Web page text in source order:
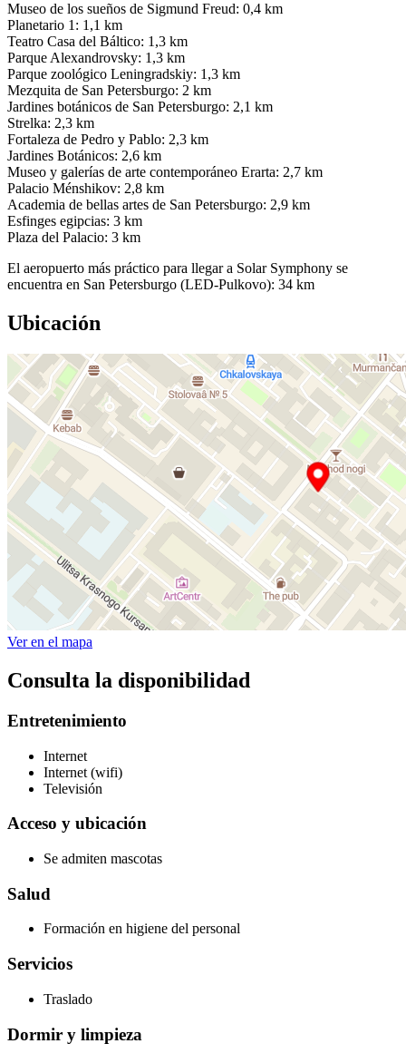
Museo de los sueños de Sigmund Freud: 0,4 km
Planetario 1: 1,1 km
Teatro Casa del Báltico: 1,3 km
Parque Alexandrovsky: 1,3 km
Parque zoológico Leningradskiy: 1,3 km
Mezquita de San Petersburgo: 2 km
Jardines botánicos de San Petersburgo: 2,1 km
Strelka: 2,3 km
Fortaleza de Pedro y Pablo: 2,3 km
Jardines Botánicos: 2,6 km
Museo y galerías de arte contemporáneo Erarta: 2,7 km
Palacio Ménshikov: 2,8 km
Academia de bellas artes de San Petersburgo: 2,9 km
Esfinges egipcias: 3 km
Plaza del Palacio: 3 km
El aeropuerto más práctico para llegar a Solar Symphony se
encuentra en San Petersburgo (LED-Pulkovo): 34 km
Ubicación
Ver en el mapa
Consulta la disponibilidad
Entretenimiento
Internet
Internet (wifi)
Televisión
Acceso y ubicación
Se admiten mascotas
Salud
Formación en higiene del personal
Servicios
Traslado
Dormir y limpieza